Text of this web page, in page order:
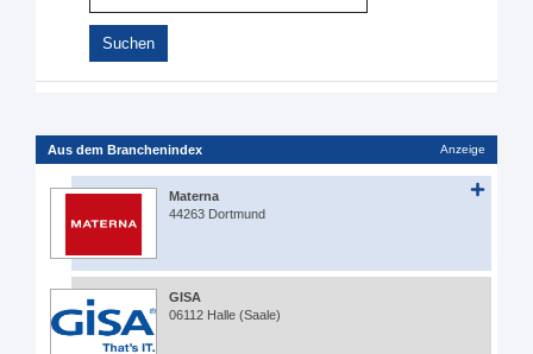
Aus dem Branchenindex Anzeige
Materna
44263 Dortmund
GISA
06112 Halle (Saale)